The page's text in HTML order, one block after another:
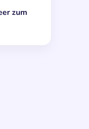
zum